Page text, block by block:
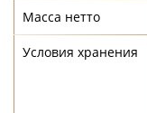
Масса нетто
Условия хранения